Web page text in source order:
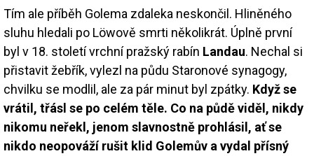
Tím ale příběh Golema zdaleka neskončil. Hliněného
sluhu hledali po Löwově smrti několikrát. Úplně první
byl v 18. století vrchní pražský rabín Landau. Nechal si
přistavit žebřík, vylezl na půdu Staronové synagogy,
chvilku se modlil, ale za pár minut byl zpátky. Když se
vrátil, třásl se po celém těle. Co na půdě viděl, nikdy
nikomu neřekl, jenom slavnostně prohlásil, ať se
nikdo neopováží rušit klid Golemův a vydal přísný